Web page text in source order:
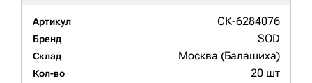
Артикул СК-6284076
Бренд SOD
Склад Москва (Балашиха)
Кол-во 20 шт